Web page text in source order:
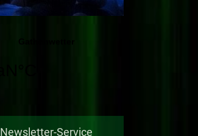
Newsletter-Service